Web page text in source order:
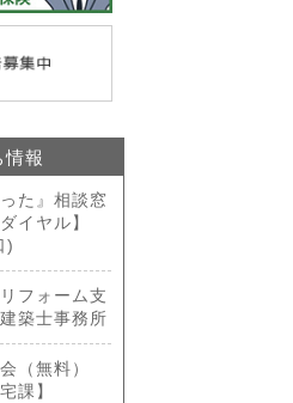
情報
た』相談窓
イヤル】
)
フォーム支
築士事務所
（無料）
課】